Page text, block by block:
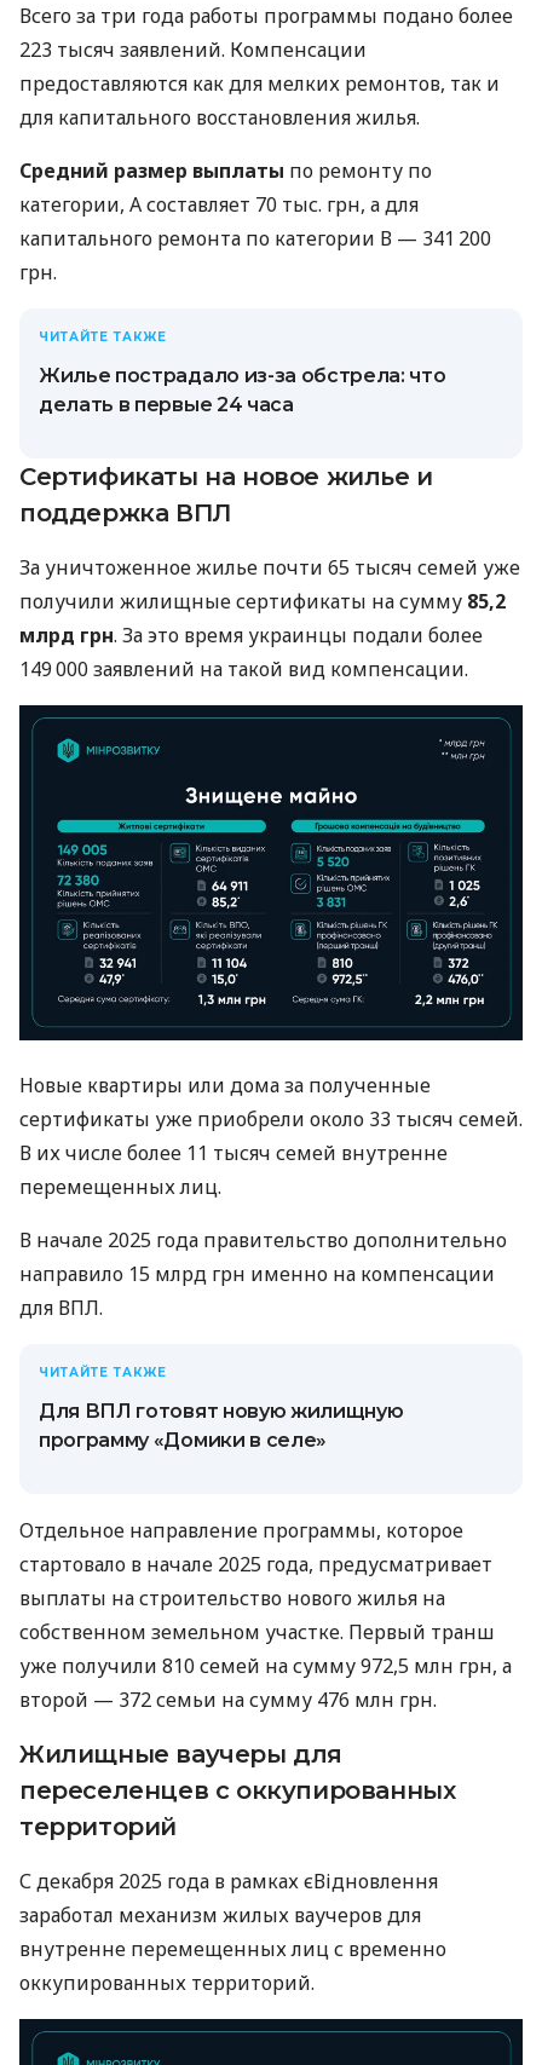
Всего за три года работы программы подано более
223 тысяч заявлений. Компенсации
предоставляются как для мелких ремонтов, так и
для капитального восстановления жилья.
Средний размер выплаты по ремонту по
категории, А составляет 70 тыс. грн, а для
капитального ремонта по категории В — 341 200
грн.
ЧИТАЙТЕ ТАКЖЕ
Жилье пострадало из-за обстрела: что
делать в первые 24 часа
Сертификаты на новое жилье и
поддержка ВПЛ
За уничтоженное жилье почти 65 тысяч семей уже
получили жилищные сертификаты на сумму 85,2
млрд грн. За это время украинцы подали более
149 000 заявлений на такой вид компенсации.
Новые квартиры или дома за полученные
сертификаты уже приобрели около 33 тысяч семей.
В их числе более 11 тысяч семей внутренне
перемещенных лиц.
В начале 2025 года правительство дополнительно
направило 15 млрд грн именно на компенсации
для ВПЛ.
ЧИТАЙТЕ ТАКЖЕ
Для ВПЛ готовят новую жилищную
программу «Домики в селе»
Отдельное направление программы, которое
стартовало в начале 2025 года, предусматривает
выплаты на строительство нового жилья на
собственном земельном участке. Первый транш
уже получили 810 семей на сумму 972,5 млн грн, а
второй — 372 семьи на сумму 476 млн грн.
Жилищные ваучеры для
переселенцев с оккупированных
территорий
С декабря 2025 года в рамках єВідновлення
заработал механизм жилых ваучеров для
внутренне перемещенных лиц с временно
оккупированных территорий.